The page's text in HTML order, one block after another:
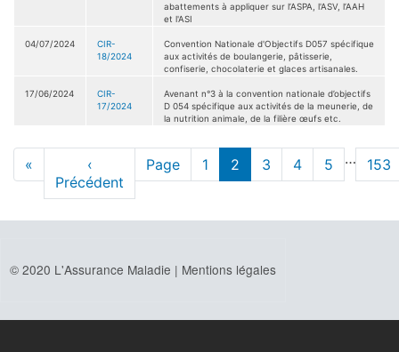
abattements à appliquer sur l’ASPA, l'ASV, l’AAH
et l'ASI
04/07/2024
CIR-
18/2024
Convention Nationale d'Objectifs D057 spécifique
aux activités de boulangerie, pâtisserie,
confiserie, chocolaterie et glaces artisanales.
17/06/2024
CIR-
17/2024
Avenant n°3 à la convention nationale d’objectifs
D 054 spécifique aux activités de la meunerie, de
la nutrition animale, de la filière œufs etc.
Pagination
Première
page
«
Page
précédente
‹
Précédent
Page Page
1
page
actuelle
2 Page
3 Page
4 Page
5 … 153
© 2020 L'Assurance Maladie | Mentions légales